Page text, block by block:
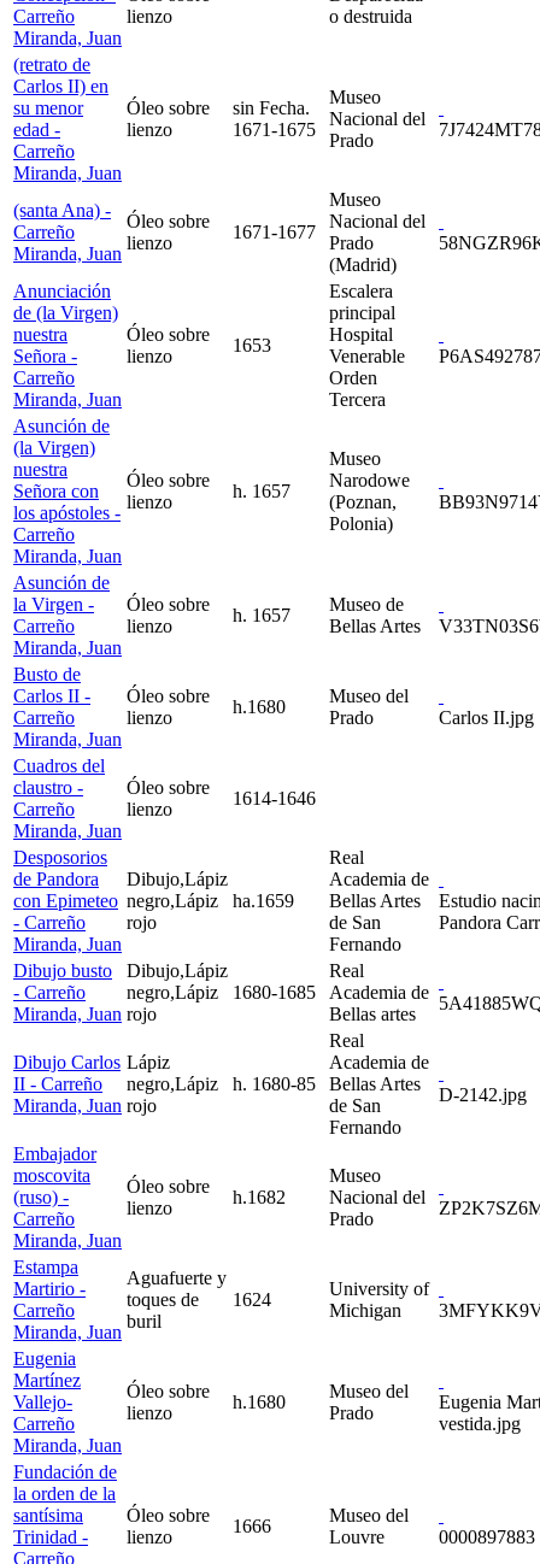
Carreño
Miranda, Juan
lienzo
o destruida
(retrato de
Carlos II) en
su menor
edad -
Carreño
Miranda, Juan
Óleo sobre
lienzo
sin Fecha.
1671-1675
Museo
Nacional del
Prado
(santa Ana) -
Carreño
Miranda, Juan
Óleo sobre
lienzo
1671-1677
Museo
Nacional del
Prado
(Madrid)
Anunciación
de (la Virgen)
nuestra
Señora -
Carreño
Miranda, Juan
Óleo sobre
lienzo
1653
Escalera
principal
Hospital
Venerable
Orden
Tercera
Asunción de
(la Virgen)
nuestra
Señora con
los apóstoles -
Carreño
Miranda, Juan
Óleo sobre
lienzo
h. 1657
Museo
Narodowe
(Poznan,
Polonia)
Asunción de
la Virgen -
Carreño
Miranda, Juan
Óleo sobre
lienzo
h. 1657
Museo de
Bellas Artes
Busto de
Carlos II -
Carreño
Miranda, Juan
Óleo sobre
lienzo
h.1680
Museo del
Prado
Carlos II.jpg
Cuadros del
claustro -
Carreño
Miranda, Juan
Óleo sobre
lienzo
1614-1646
Desposorios
de Pandora
con Epimeteo
- Carreño
Miranda, Juan
Dibujo,Lápiz
negro,Lápiz
rojo
ha.1659
Real
Academia de
Bellas Artes
de San
Fernando
Estudio
Pandora
Dibujo busto
- Carreño
Miranda, Juan
Dibujo,Lápiz
negro,Lápiz
rojo
1680-1685
Real
Academia de
Bellas artes
Dibujo Carlos
II - Carreño
Miranda, Juan
Lápiz
negro,Lápiz
rojo
h. 1680-85
Real
Academia de
Bellas Artes
de San
Fernando
D-2142.jpg
Embajador
moscovita
(ruso) -
Carreño
Miranda, Juan
Óleo sobre
lienzo
h.1682
Museo
Nacional del
Prado
Estampa
Martirio -
Carreño
Miranda, Juan
Aguafuerte y
toques de
buril
1624
University of
Michigan
Eugenia
Martínez
Vallejo-
Carreño
Miranda, Juan
Óleo sobre
lienzo
h.1680
Museo del
Prado
Eugenia
vestida.jpg
Fundación de
la orden de la
santísima
Trinidad -
Carreño
Óleo sobre
lienzo
1666
Museo del
Louvre